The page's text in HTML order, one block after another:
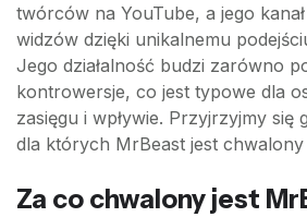
twórców na YouTube, a jego
widzów dzięki unikalnemu
Jego działalność budzi zarówno
kontrowersje, co jest typowe dla
zasięgu i wpływie. Przyjrzyjmy się
dla których MrBeast jest
Za co chwalony jest